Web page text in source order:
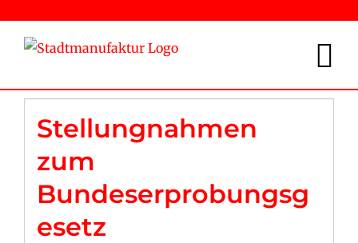
Inhalt
springen
Stellungnahmen
zum
Bundeserprobungsg
esetz